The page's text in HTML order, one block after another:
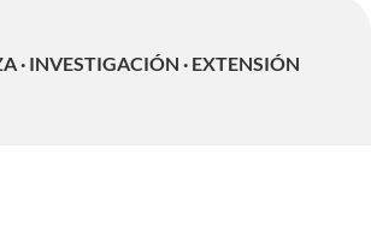
· INVESTIGACIÓN · EXTENSIÓN